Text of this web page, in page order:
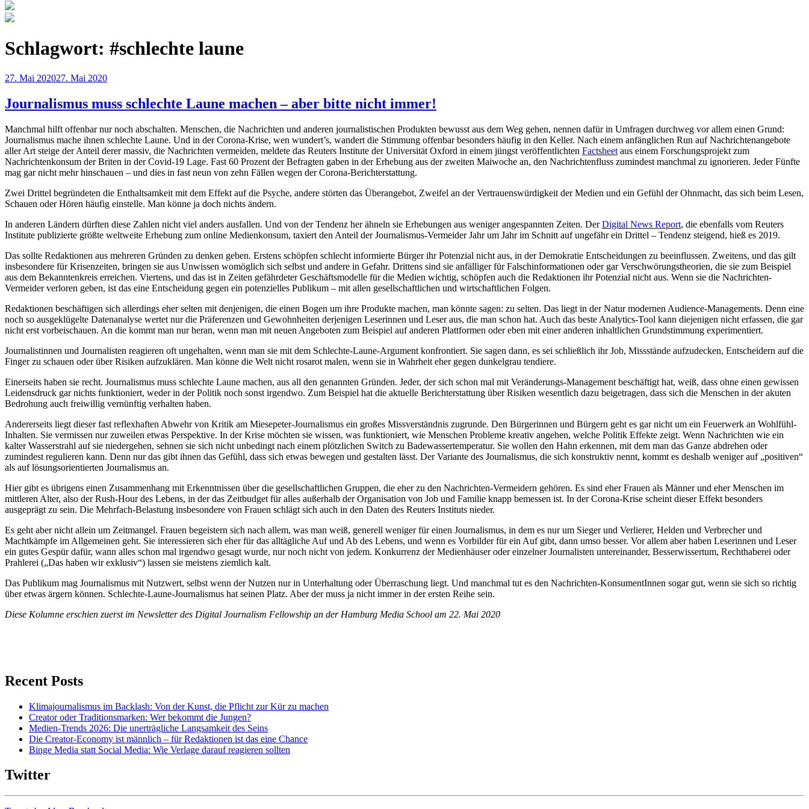
Schlagwort: #schlechte laune
Veröffentlicht
27. Mai 202027. Mai 2020
Journalismus muss schlechte Laune machen – aber bitte nicht immer!
Manchmal hilft offenbar nur noch abschalten. Menschen, die Nachrichten und anderen journalistischen Produkten bewusst aus dem Weg gehen, nennen dafür in Umfragen durchweg vor allem einen Grund:
Journalismus mache ihnen schlechte Laune. Und in der Corona-Krise, wen wundert’s, wandert die Stimmung offenbar besonders häufig in den Keller. Nach einem anfänglichen Run auf Nachrichtenangebote
aller Art steige der Anteil derer massiv, die Nachrichten vermeiden, meldete das Reuters Institute der Universität Oxford in einem jüngst veröffentlichten Factsheet aus einem Forschungsprojekt zum
Nachrichtenkonsum der Briten in der Covid-19 Lage. Fast 60 Prozent der Befragten gaben in der Erhebung aus der zweiten Maiwoche an, den Nachrichtenfluss zumindest manchmal zu ignorieren. Jeder Fünfte
mag gar nicht mehr hinschauen – und dies in fast neun von zehn Fällen wegen der Corona-Berichterstattung.
Zwei Drittel begründeten die Enthaltsamkeit mit dem Effekt auf die Psyche, andere störten das Überangebot, Zweifel an der Vertrauenswürdigkeit der Medien und ein Gefühl der Ohnmacht, das sich beim Lesen,
Schauen oder Hören häufig einstelle. Man könne ja doch nichts ändern.
In anderen Ländern dürften diese Zahlen nicht viel anders ausfallen. Und von der Tendenz her ähneln sie Erhebungen aus weniger angespannten Zeiten. DerDigital News Report, die ebenfalls vom Reuters
Institute publizierte größte weltweite Erhebung zum online Medienkonsum, taxiert den Anteil der Journalismus-Vermeider Jahr um Jahr im Schnitt auf ungefähr ein Drittel – Tendenz steigend, hieß es 2019.
Das sollte Redaktionen aus mehreren Gründen zu denken geben. Erstens schöpfen schlecht informierte Bürger ihr Potenzial nicht aus, in der Demokratie Entscheidungen zu beeinflussen. Zweitens, und das gilt
insbesondere für Krisenzeiten, bringen sie aus Unwissen womöglich sich selbst und andere in Gefahr. Drittens sind sie anfälliger für Falschinformationen oder gar Verschwörungstheorien, die sie zum Beispiel
aus dem Bekanntenkreis erreichen. Viertens, und das ist in Zeiten gefährdeter Geschäftsmodelle für die Medien wichtig, schöpfen auch die Redaktionen ihr Potenzial nicht aus. Wenn sie die Nachrichten-
Vermeider verloren geben, ist das eine Entscheidung gegen ein potenzielles Publikum – mit allen gesellschaftlichen und wirtschaftlichen Folgen.
Redaktionen beschäftigen sich allerdings eher selten mit denjenigen, die einen Bogen um ihre Produkte machen, man könnte sagen: zu selten. Das liegt in der Natur modernen Audience-Managements. Denn eine
noch so ausgeklügelte Datenanalyse wertet nur die Präferenzen und Gewohnheiten derjenigen Leserinnen und Leser aus, die man schon hat. Auch das beste Analytics-Tool kann diejenigen nicht erfassen, die gar
nicht erst vorbeischauen. An die kommt man nur heran, wenn man mit neuen Angeboten zum Beispiel auf anderen Plattformen oder eben mit einer anderen inhaltlichen Grundstimmung experimentiert.
Journalistinnen und Journalisten reagieren oft ungehalten, wenn man sie mit dem Schlechte-Laune-Argument konfrontiert. Sie sagen dann, es sei schließlich ihr Job, Missstände aufzudecken, Entscheidern auf die
Finger zu schauen oder über Risiken aufzuklären. Man könne die Welt nicht rosarot malen, wenn sie in Wahrheit eher gegen dunkelgrau tendiere.
Einerseits haben sie recht. Journalismus muss schlechte Laune machen, aus all den genannten Gründen. Jeder, der sich schon mal mit Veränderungs-Management beschäftigt hat, weiß, dass ohne einen gewissen
Leidensdruck gar nichts funktioniert, weder in der Politik noch sonst irgendwo. Zum Beispiel hat die aktuelle Berichterstattung über Risiken wesentlich dazu beigetragen, dass sich die Menschen in der akuten
Bedrohung auch freiwillig vernünftig verhalten haben.
Andererseits liegt dieser fast reflexhaften Abwehr von Kritik am Miesepeter-Journalismus ein großes Missverständnis zugrunde. Den Bürgerinnen und Bürgern geht es gar nicht um ein Feuerwerk an Wohlfühl-
Inhalten. Sie vermissen nur zuweilen etwas Perspektive. In der Krise möchten sie wissen, was funktioniert, wie Menschen Probleme kreativ angehen, welche Politik Effekte zeigt. Wenn Nachrichten wie ein
kalter Wasserstrahl auf sie niedergehen, sehnen sie sich nicht unbedingt nach einem plötzlichen Switch zu Badewassertemperatur. Sie wollen den Hahn erkennen, mit dem man das Ganze abdrehen oder
zumindest regulieren kann. Denn nur das gibt ihnen das Gefühl, dass sich etwas bewegen und gestalten lässt. Der Variante des Journalismus, die sich konstruktiv nennt, kommt es deshalb weniger auf „positiven“
als auf lösungsorientierten Journalismus an.
Hier gibt es übrigens einen Zusammenhang mit Erkenntnissen über die gesellschaftlichen Gruppen, die eher zu den Nachrichten-Vermeidern gehören. Es sind eher Frauen als Männer und eher Menschen im
mittleren Alter, also der Rush-Hour des Lebens, in der das Zeitbudget für alles außerhalb der Organisation von Job und Familie knapp bemessen ist. In der Corona-Krise scheint dieser Effekt besonders
ausgeprägt zu sein. Die Mehrfach-Belastung insbesondere von Frauen schlägt sich auch in den Daten des Reuters Instituts nieder.
Es geht aber nicht allein um Zeitmangel. Frauen begeistern sich nach allem, was man weiß, generell weniger für einen Journalismus, in dem es nur um Sieger und Verlierer, Helden und Verbrecher und
Machtkämpfe im Allgemeinen geht. Sie interessieren sich eher für das alltägliche Auf und Ab des Lebens, und wenn es Vorbilder für ein Auf gibt, dann umso besser. Vor allem aber haben Leserinnen und Leser
ein gutes Gespür dafür, wann alles schon mal irgendwo gesagt wurde, nur noch nicht von jedem. Konkurrenz der Medienhäuser oder einzelner Journalisten untereinander, Besserwissertum, Rechthaberei oder
Prahlerei („Das haben wir exklusiv“) lassen sie meistens ziemlich kalt.
Das Publikum mag Journalismus mit Nutzwert, selbst wenn der Nutzen nur in Unterhaltung oder Überraschung liegt. Und manchmal tut es den Nachrichten-KonsumentInnen sogar gut, wenn sie sich so richtig
über etwas ärgern können. Schlechte-Laune-Journalismus hat seinen Platz. Aber der muss ja nicht immer in der ersten Reihe sein.
Diese Kolumne erschien zuerst im Newsletter des Digital Journalism Fellowship an der Hamburg Media School am 22. Mai 2020
Recent Posts
Klimajournalismus im Backlash: Von der Kunst, die Pflicht zur Kür zu machen
Creator oder Traditionsmarken: Wer bekommt die Jungen?
Medien-Trends 2026: Die unerträgliche Langsamkeit des Seins
Die Creator-Economy ist männlich – für Redaktionen ist das eine Chance
Binge Media statt Social Media: Wie Verlage darauf reagieren sollten
Twitter